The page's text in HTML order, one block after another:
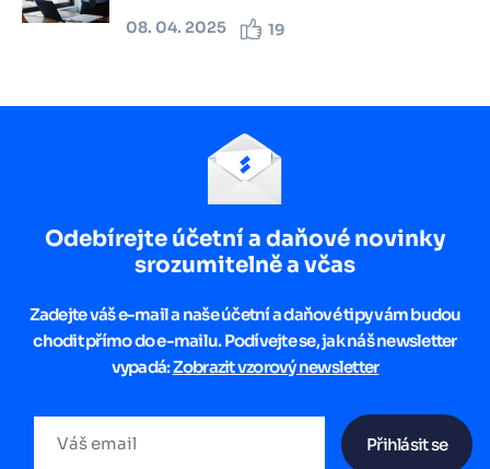
08. 04. 2025 19
Odebírejte účetní a daňové novinky
srozumitelně a včas
Zadejte váš e-mail a naše účetní a daňové tipy vám budou
chodit přímo do e-mailu. Podívejte se, jak náš newsletter
vypadá:Zobrazit vzorový newsletter
Přihlásit se